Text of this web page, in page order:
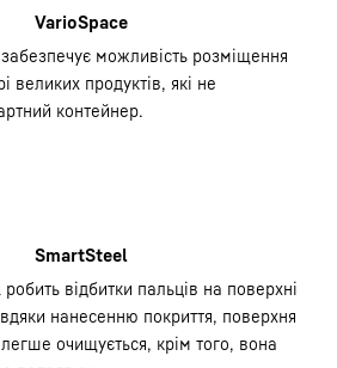
VarioSpace
можливість розміщення
великих продуктів, які не
контейнер.
SmartSteel
відбитки пальців на поверхні
нанесенню покриття, поверхня
очищується, крім того, вона